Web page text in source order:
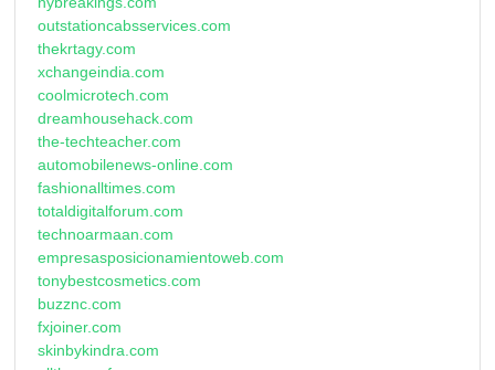
outstationcabsservices.com
thekrtagy.com
xchangeindia.com
coolmicrotech.com
dreamhousehack.com
the-techteacher.com
automobilenews-online.com
fashionalltimes.com
totaldigitalforum.com
technoarmaan.com
empresasposicionamientoweb.com
tonybestcosmetics.com
buzznc.com
fxjoiner.com
skinbykindra.com